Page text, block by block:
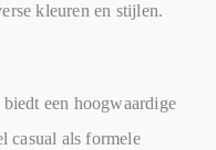
kleuren en stijlen.
een hoogwaardige
casual als formele